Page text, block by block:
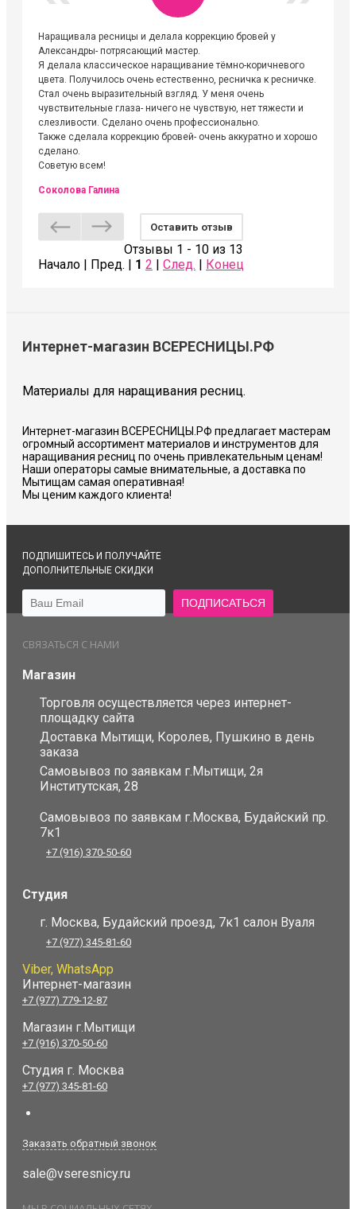
Наращивала ресницы и делала коррекцию бровей у
Александры- потрясающий мастер.
Я делала классическое наращивание тёмно-коричневого
цвета. Получилось очень естественно, ресничка к ресничке.
Стал очень выразительный взгляд. У меня очень
чувствительные глаза- ничего не чувствую, нет тяжести и
слезливости. Сделано очень профессионально.
Также сделала коррекцию бровей- очень аккуратно и хорошо
сделано.
Советую всем!
Соколова Галина
Оставить отзыв
Отзывы 1 - 10 из 13
Начало | Пред. | 1 2 | След. | Конец
Интернет-магазин ВСЕРЕСНИЦЫ.РФ
Материалы для наращивания ресниц.
Интернет-магазин ВСЕРЕСНИЦЫ.РФ предлагает мастерам
огромный ассортимент материалов и инструментов для
наращивания ресниц по очень привлекательным ценам!
Наши операторы самые внимательные, а доставка по
Мытищам самая оперативная!
Мы ценим каждого клиента!
ПОДПИШИТЕСЬ И ПОЛУЧАЙТЕ
ДОПОЛНИТЕЛЬНЫЕ СКИДКИ
СВЯЗАТЬСЯ С НАМИ
Магазин
Торговля осуществляется через интернет-
площадку сайта
Доставка Мытищи, Королев, Пушкино в день
заказа
Самовывоз по заявкам г.Мытищи, 2я
Институтская, 28
Самовывоз по заявкам г.Москва, Будайский пр.
7к1
+7 (916) 370-50-60
Студия
г. Москва, Будайский проезд, 7к1 салон Вуаля
+7 (977) 345-81-60
Viber, WhatsApp
Интернет-магазин
+7 (977) 779-12-87
Магазин г.Мытищи
+7 (916) 370-50-60
Студия г. Москва
+7 (977) 345-81-60
Заказать обратный звонок
sale@vseresnicy.ru